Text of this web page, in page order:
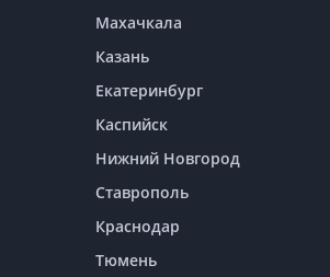
Махачкала
Казань
Екатеринбург
Каспийск
Нижний Новгород
Ставрополь
Краснодар
Тюмень